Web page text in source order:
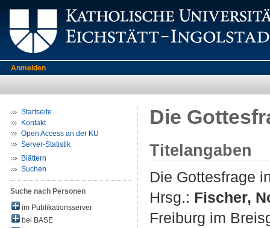
Anmelden
Startseite
Kontakt
Open Access an der KU
Server-Statistik
Blättern
Suchen
Suche nach Personen
im Publikationsserver
bei BASE
Die
Titelangaben
Die Gottesfrage
Hrsg.: Fischer,
Freiburg im